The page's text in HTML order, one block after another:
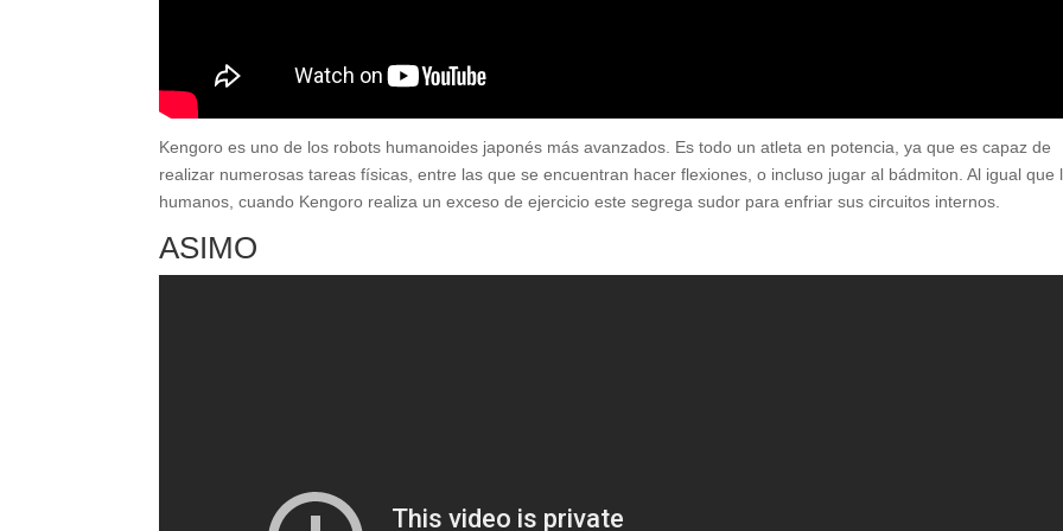
Kengoro es uno de los robots humanoides japonés más avanzados. Es todo un atleta en potencia, ya que es capaz de
realizar numerosas tareas físicas, entre las que se encuentran hacer flexiones, o incluso jugar al bádmiton. Al igual que
humanos, cuando Kengoro realiza un exceso de ejercicio este segrega sudor para enfriar sus circuitos internos.
ASIMO